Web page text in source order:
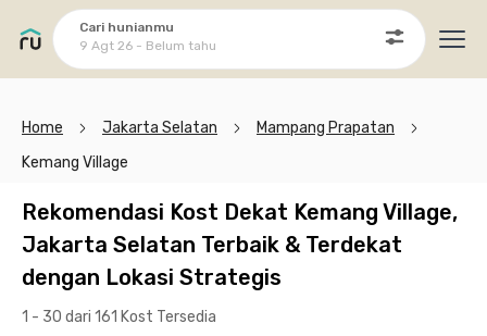
Cari hunianmu
9 Agt 26 - Belum tahu
Home Jakarta Selatan
Mampang Prapatan
Kemang Village
Rekomendasi Kost Dekat Kemang Village,
Jakarta Selatan Terbaik & Terdekat
dengan Lokasi Strategis
1 - 30 dari 161 Kost Tersedia